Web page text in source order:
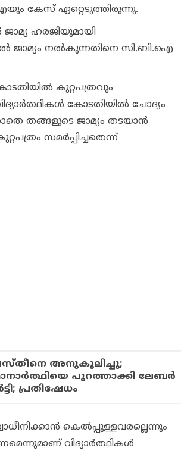
കേസ് ഏറ്റെടുത്തിരുന്നു.
ജാമ്യ ഹരജിയുമായി
ജാമ്യം നല്‍കുന്നതിനെ സി.ബി.ഐ
കുറ്റപത്രവും
കോടതിയില്‍ ചോദ്യം
തങ്ങളുടെ ജാമ്യം തടയാന്‍
സമര്‍പ്പിച്ചതെന്ന്
അനുകൂലിച്ചു;
പുറത്താക്കി ലേബർ
പ്രതിഷേധം
കെല്‍പ്പുള്ളവരല്ലെന്നും
വിദ്യാര്‍ത്ഥികള്‍